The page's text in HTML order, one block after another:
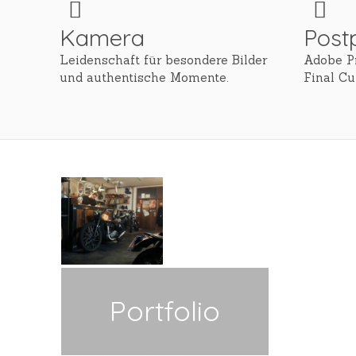
Kamera
Leidenschaft für besondere Bilder
und authentische Momente.
Adobe
Final
Portfolio
Mein Tag als
Windsbacher